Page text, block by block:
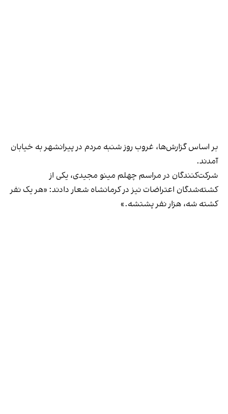
بر اساس گزارش‌ها، غروب روز شنبه مردم در پیرانشهر به خیابان
آمدند.
شرکت‌کنندگان در مراسم چهلم مینو مجیدی، یکی از
کشته‌شدگان اعتراضات نیز در کرمانشاه شعار دادند: «هر یک نفر
کشته شه، هزار نفر پشتشه.»